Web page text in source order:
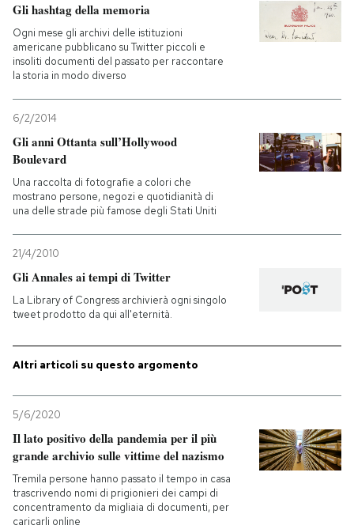
Gli hashtag della memoria
Ogni mese gli archivi delle istituzioni
americane pubblicano su Twitter piccoli e
insoliti documenti del passato per raccontare
la storia in modo diverso
6/2/2014
Gli anni Ottanta sull’Hollywood
Boulevard
Una raccolta di fotografie a colori che
mostrano persone, negozi e quotidianità di
una delle strade più famose degli Stati Uniti
21/4/2010
Gli Annales ai tempi di Twitter
La Library of Congress archivierà ogni singolo
tweet prodotto da qui all'eternità.
Altri articoli su questo argomento
5/6/2020
Il lato positivo della pandemia per il più
grande archivio sulle vittime del nazismo
Tremila persone hanno passato il tempo in casa
trascrivendo nomi di prigionieri dei campi di
concentramento da migliaia di documenti, per
caricarli online